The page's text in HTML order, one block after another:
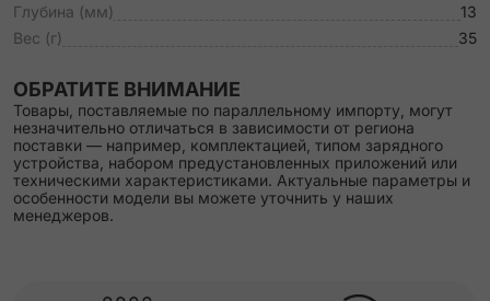
Глубина (мм)
13
Вес (г)
35
ОБРАТИТЕ ВНИМАНИЕ
Товары, поставляемые по параллельному импорту, могут
незначительно отличаться в зависимости от региона
поставки — например, комплектацией, типом зарядного
устройства, набором предустановленных приложений или
техническими характеристиками. Актуальные параметры и
особенности модели вы можете уточнить у наших
менеджеров.